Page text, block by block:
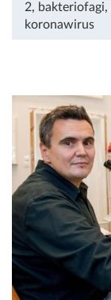
2, bakteriofagi,
koronawirus